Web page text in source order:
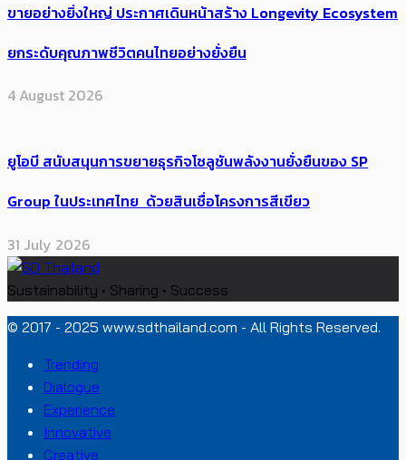
ขายอย่างยิ่งใหญ่ ประกาศเดินหน้าสร้าง Longevity Ecosystem
ยกระดับคุณภาพชีวิตคนไทยอย่างยั่งยืน
4 August 2026
ยูโอบี สนับสนุนการขยายธุรกิจโซลูชันพลังงานยั่งยืนของ SP
Group ในประเทศไทย ด้วยสินเชื่อโครงการสีเขียว
31 July 2026
Sustainability • Sharing • Success
© 2017 - 2025 www.sdthailand.com - All Rights Reserved.
Trending
Dialogue
Experience
Innovative
Creative